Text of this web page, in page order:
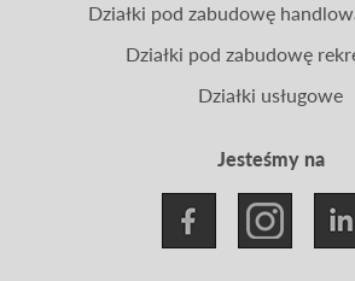
Jesteśmy na
Działki pod zabudowę
Działki pod zabudowę
Działki usługowe